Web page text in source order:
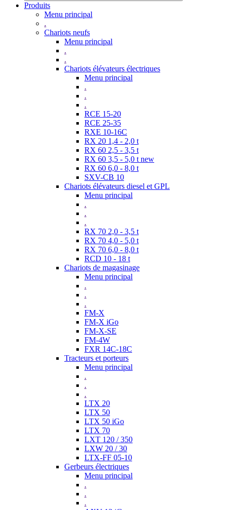
Produits
Menu principal
.
Chariots neufs
Menu principal
.
.
Chariots élévateurs électriques
Menu principal
.
.
.
RCE 15-20
RCE 25-35
RXE 10-16C
RX 20 1,4 - 2,0 t
RX 60 2,5 - 3,5 t
RX 60 3,5 - 5,0 t new
RX 60 6,0 - 8,0 t
SXV-CB 10
Chariots élévateurs diesel et GPL
Menu principal
.
.
.
RX 70 2,0 - 3,5 t
RX 70 4,0 - 5,0 t
RX 70 6,0 - 8,0 t
RCD 10 - 18 t
Chariots de magasinage
Menu principal
.
.
.
FM-X
FM-X iGo
FM-X-SE
FM-4W
FXR 14C-18C
Tracteurs et porteurs
Menu principal
.
.
.
LTX 20
LTX 50
LTX 50 iGo
LTX 70
LXT 120 / 350
LXW 20 / 30
LTX-FF 05-10
Gerbeurs électriques
Menu principal
.
.
.